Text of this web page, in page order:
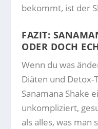
bekommt, ist der
FAZIT:
ODER DOCH
Wenn du was
Diäten und Detox-
Sanamana Shake
unkompliziert,
als alles, was man